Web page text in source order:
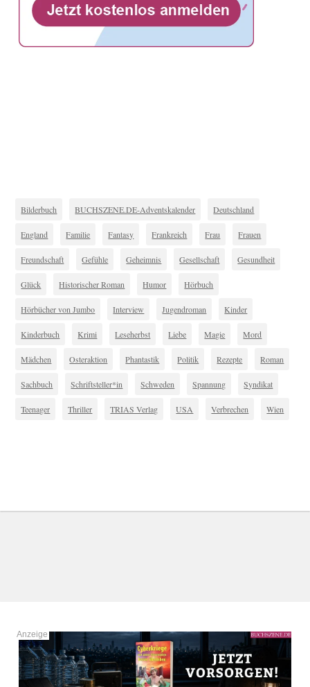
Bilderbuch BUCHSZENE.DE-Adventskalender Deutschland
England Familie Fantasy Frankreich Frau Frauen
Freundschaft Gefühle Geheimnis Gesellschaft Gesundheit
Glück Historischer Roman Humor Hörbuch
Hörbücher von Jumbo Interview Jugendroman Kinder
Kinderbuch Krimi Leseherbst Liebe Magie Mord
Mädchen Osteraktion Phantastik Politik Rezepte Roman
Sachbuch Schriftsteller*in Schweden Spannung Syndikat
Teenager Thriller TRIAS Verlag USA Verbrechen Wien